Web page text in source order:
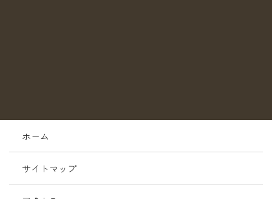
ホーム
サイトマップ